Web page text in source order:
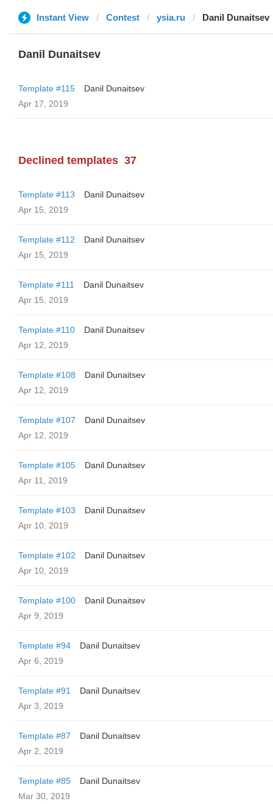
Instant View Contest ysia.ru Danil Dunaitsev
Danil Dunaitsev
Template #115
Danil Dunaitsev
Apr 17, 2019
Declined templates 37
Template #113
Danil Dunaitsev
Apr 15, 2019
Template #112
Danil Dunaitsev
Apr 15, 2019
Template #111
Danil Dunaitsev
Apr 15, 2019
Template #110
Danil Dunaitsev
Apr 12, 2019
Template #108
Danil Dunaitsev
Apr 12, 2019
Template #107
Danil Dunaitsev
Apr 12, 2019
Template #105
Danil Dunaitsev
Apr 11, 2019
Template #103
Danil Dunaitsev
Apr 10, 2019
Template #102
Danil Dunaitsev
Apr 10, 2019
Template #100
Danil Dunaitsev
Apr 9, 2019
Template #94
Danil Dunaitsev
Apr 6, 2019
Template #91
Danil Dunaitsev
Apr 3, 2019
Template #87
Danil Dunaitsev
Apr 2, 2019
Template #85
Danil Dunaitsev
Mar 30, 2019